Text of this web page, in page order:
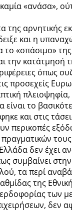
«ανάσα»,
της αρνητικής
και η
«σπάσιμο» της
την κατάτμησή
όπως
προσεχείς
είναι το
και στις
περικοπές
δεν έχει
συμβαίνει
τα περί
της
των
δεν